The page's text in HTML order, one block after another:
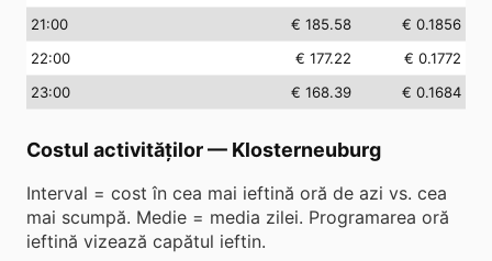
21:00 € 185.58
€ 0.1856
22:00 € 177.22
€ 0.1772
23:00 € 168.39 € 0.1684
Costul activităților— Klosterneuburg
Interval = cost în cea mai ieftină oră de azi vs. cea
mai scumpă. Medie = media zilei. Programarea oră
ieftină vizează capătul ieftin.